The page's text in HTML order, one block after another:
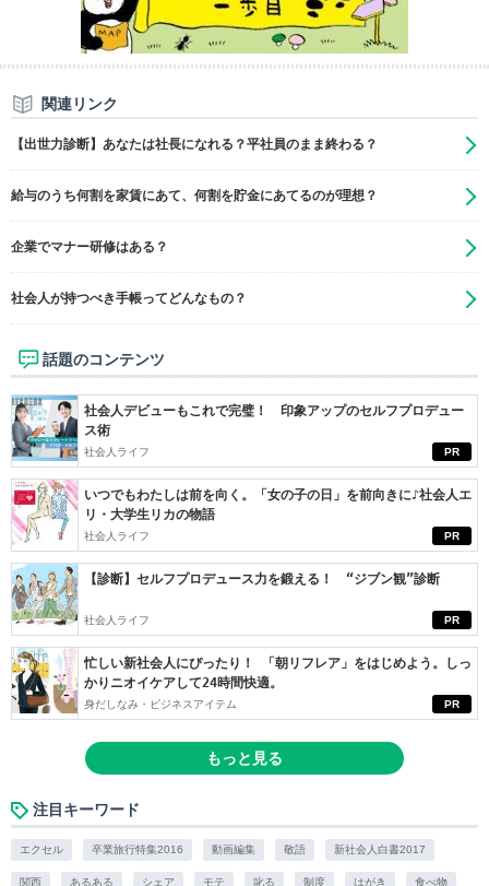
関連リンク
【出世力診断】あなたは社長になれる？平社員のまま終わる？
給与のうち何割を家賃にあて、何割を貯金にあてるのが理想？
企業でマナー研修はある？
社会人が持つべき手帳ってどんなもの？
話題のコンテンツ
PR
社会人デビューもこれで完璧！ 印象アップのセルフプロデュー
ス術
社会人ライフ
PR
いつでもわたしは前を向く。「女の子の日」を前向きに♪社会人エ
リ・大学生リカの物語
社会人ライフ
PR
【診断】セルフプロデュース力を鍛える！ “ジブン観”診断
社会人ライフ
PR
忙しい新社会人にぴったり！ 「朝リフレア」をはじめよう。しっ
かりニオイケアして24時間快適。
身だしなみ・ビジネスアイテム
もっと見る
注目キーワード
エクセル 卒業旅行特集2016 動画編集 敬語 新社会人白書2017
関西 あるある シェア モテ 叱る 制度 はがき 食べ物